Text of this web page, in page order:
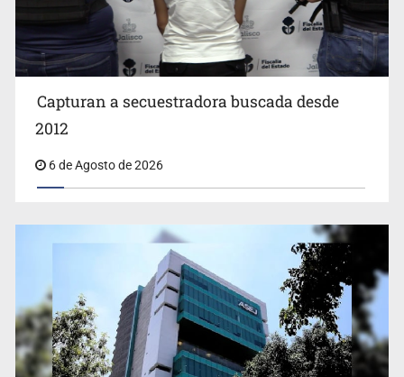
Cae ex mando por agresión a ex pareja y procesan a
agente por abuso a menor
Capturan a secuestradora buscada desde
2012
6 de Agosto de 2026